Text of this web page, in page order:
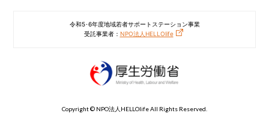
令和5･6年度地域若者サポートステーション事業
受託事業者： NPO法人HELLOlife
Copyright © NPO法人HELLOlife All Rights Reserved.